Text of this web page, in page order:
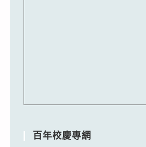
百年校慶專網